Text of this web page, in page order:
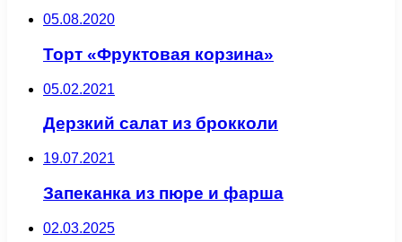
05.08.2020
Торт «Фруктовая корзина»
05.02.2021
Дерзкий салат из брокколи
19.07.2021
Запеканка из пюре и фарша
02.03.2025